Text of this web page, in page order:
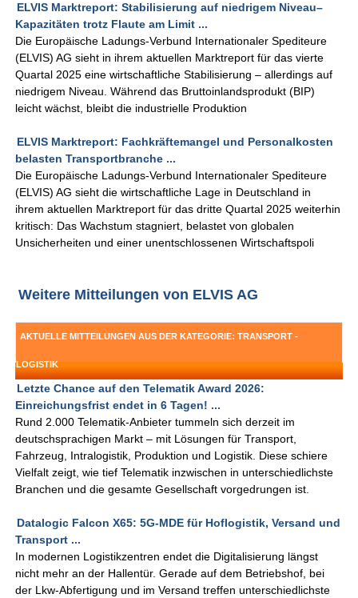
ELVIS Marktreport: Stabilisierung auf niedrigem Niveau–
Kapazitäten trotz Flaute am Limit ...
Die Europäische Ladungs-Verbund Internationaler Spediteure
(ELVIS) AG sieht in ihrem aktuellen Marktreport für das vierte
Quartal 2025 eine wirtschaftliche Stabilisierung – allerdings auf
niedrigem Niveau. Während das Bruttoinlandsprodukt (BIP)
leicht wächst, bleibt die industrielle Produktion
ELVIS Marktreport: Fachkräftemangel und Personalkosten
belasten Transportbranche ...
Die Europäische Ladungs-Verbund Internationaler Spediteure
(ELVIS) AG sieht die wirtschaftliche Lage in Deutschland in
ihrem aktuellen Marktreport für das dritte Quartal 2025 weiterhin
kritisch: Das Wachstum stagniert, belastet von globalen
Unsicherheiten und einer unentschlossenen Wirtschaftspoli
Weitere Mitteilungen von ELVIS AG
AKTUELLE MITTEILUNGEN AUS DER KATEGORIE: TRANSPORT -
LOGISTIK
Letzte Chance auf den Telematik Award 2026:
Einreichungsfrist endet in 6 Tagen! ...
Rund 2.000 Telematik-Anbieter tummeln sich derzeit im
deutschsprachigen Markt – mit Lösungen für Transport,
Fahrzeug, Intralogistik, Produktion und Logistik. Diese schiere
Vielfalt zeigt, wie tief Telematik inzwischen in unterschiedlichste
Branchen und die gesamte Gesellschaft vorgedrungen ist.
Datalogic Falcon X65: 5G-MDE für Hoflogistik, Versand und
Transport ...
In modernen Logistikzentren endet die Digitalisierung längst
nicht mehr an der Hallentür. Gerade auf dem Betriebshof, bei
der Lkw-Abfertigung und im Versand treffen unterschiedlichste